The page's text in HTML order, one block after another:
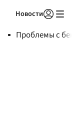
Новости
Проблемы с